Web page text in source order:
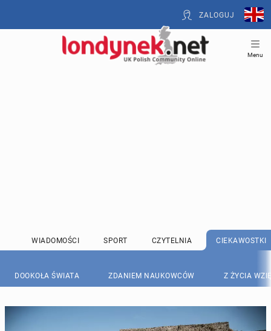
ZALOGUJ
Menu
WIADOMOŚCI SPORT CZYTELNIA CIEKAWOSTKI
DOOKOŁA ŚWIATA ZDANIEM NAUKOWCÓW Z ŻYCIA